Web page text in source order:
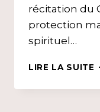
récitation du
protection
spirituel…
LIRE LA SUITE
: